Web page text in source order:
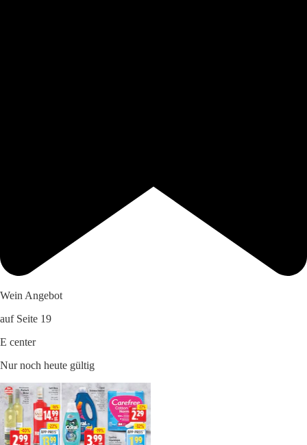
Wein Angebot
auf Seite 19
E center
Nur noch heute gültig